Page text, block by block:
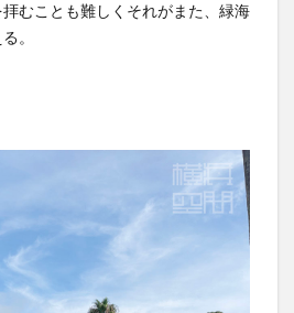
むことも難しくそれがまた、緑海
。